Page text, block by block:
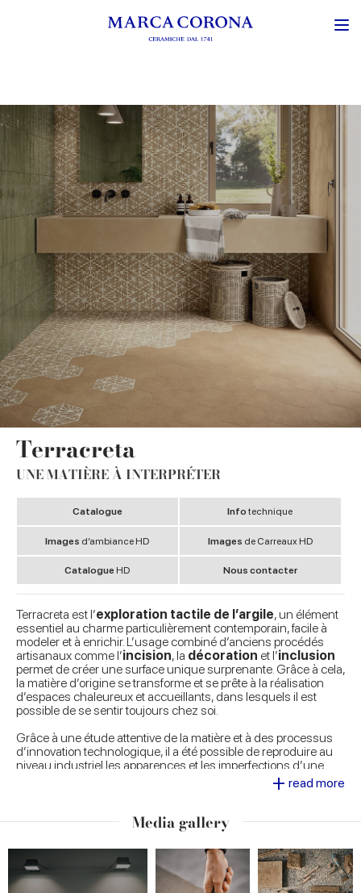
Terracreta
UNE MATIÈRE À INTERPRÉTER
Catalogue Infotechnique
Images d’ambiance HD Images de Carreaux HD
Catalogue HD Nous contacter
Terracreta est l’exploration tactile de l’argile, un élément
essentiel au charme particulièrement contemporain, facile à
modeler et à enrichir. L’usage combiné d’anciens procédés
artisanaux comme l’incision, la décoration et l’inclusion
permet de créer une surface unique surprenante. Grâce à cela,
la matière d’origine se transforme et se prête à la réalisation
d’espaces chaleureux et accueillants, dans lesquels il est
possible de se sentir toujours chez soi.
Grâce à une étude attentive de la matière et à des processus
d’innovation technologique, il a été possible de reproduire au
niveau industriel les apparences et les imperfections d’une
. Les bords
rehaussés et irréguliers caractéristiques et les décorations
reproduits sur la surface de la collection, pour un effet final «
» parfaitement réaliste.
+ read more
Media gallery